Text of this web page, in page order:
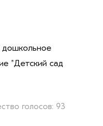
"Детский сад
голосов: 93